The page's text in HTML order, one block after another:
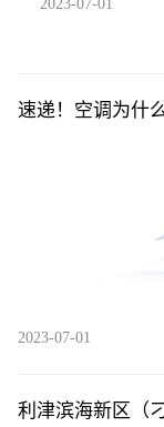
2023-07-01
速递！空调为什
2023-07-01
利津滨海新区（